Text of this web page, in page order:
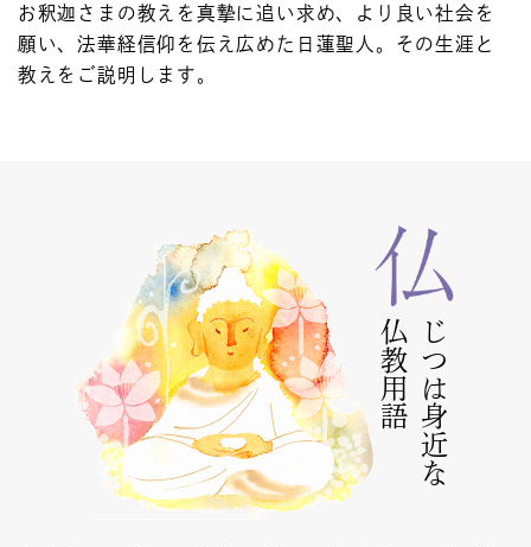
お釈迦さまの教えを真摯に追い求め、より良い社会を
願い、法華経信仰を伝え広めた日蓮聖人。その生涯と
教えをご説明します。
じつは身近な
仏教用語